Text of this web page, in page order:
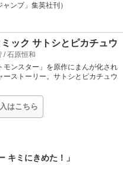
ンプ」集英社刊）
/ 音楽:林ゆうき、橘麻美
ック サトシとピカチュウ
/石原恒和
モンスター」を原作にまんが化され
ーストーリー。サトシとピカチュウ
はこちら
キミにきめた！」